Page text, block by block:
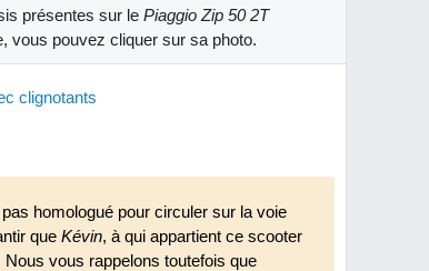
présentes sur le Piaggio Zip 50 2T
vous pouvez cliquer sur sa photo.
clignotants
homologué pour circuler sur la voie
queKévin, à qui appartient ce scooter
Nous vous rappelons toutefois que